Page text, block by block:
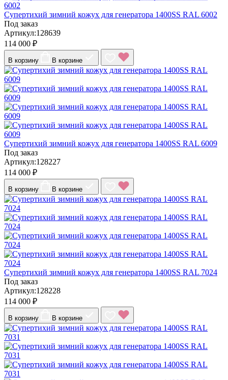
Супертихий зимний кожух для генератора 1400SS RAL 6002
Под заказ
Артикул:128639
114 000 ₽
В корзину В корзине
Супертихий зимний кожух для генератора 1400SS RAL 6009
Под заказ
Артикул:128227
114 000 ₽
В корзину В корзине
Супертихий зимний кожух для генератора 1400SS RAL 7024
Под заказ
Артикул:128228
114 000 ₽
В корзину В корзине